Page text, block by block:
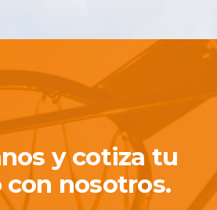
y cotiza tu
nosotros.